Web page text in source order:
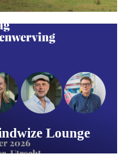
Lounge